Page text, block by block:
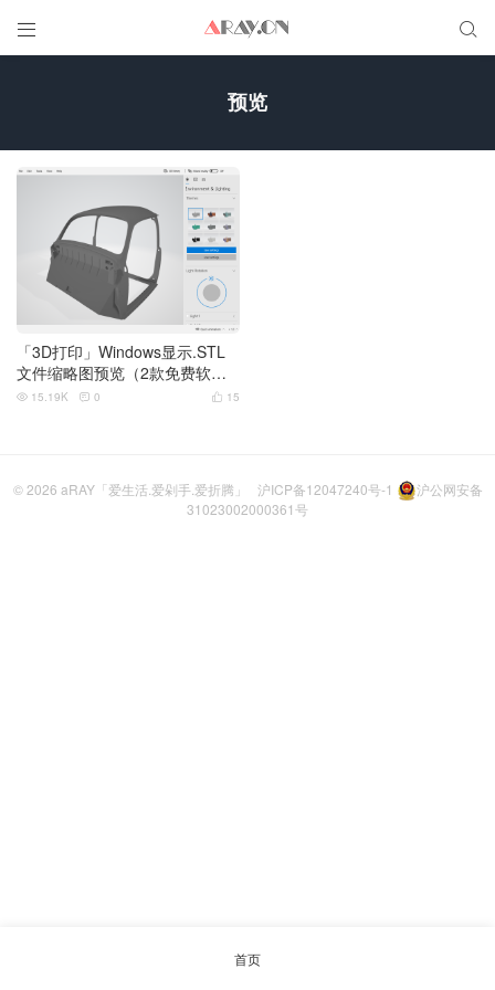
 
预览
「3D打印」Windows显示.STL
文件缩略图预览（2款免费软
件）
 15
 15.19K  0
© 2026 aRAY「爱生活.爱剁手.爱折腾」 沪ICP备12047240号-1
沪公网安备
31023002000361号
首页